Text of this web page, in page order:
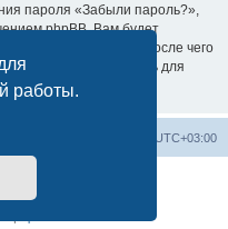
работы.
пароля «Забыли пароль?»,
phpBB. Вам будет
и ваш адрес email, после чего
вам новый пароль для
UTC+03:00
Software © phpBB Limited
phpBB